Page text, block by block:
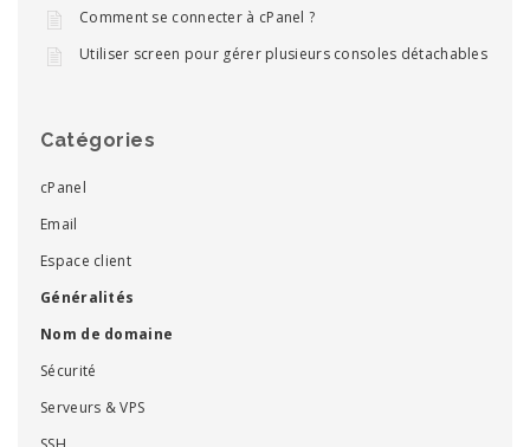
Comment se connecter à cPanel ?
Utiliser screen pour gérer plusieurs consoles détachables
Catégories
cPanel
Email
Espace client
Généralités
Nom de domaine
Sécurité
Serveurs & VPS